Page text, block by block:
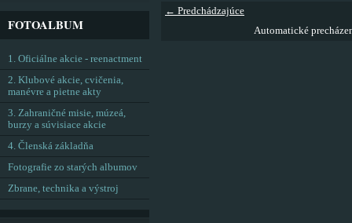
← Predchádzajúce
Automatické
FOTOALBUM
1. Oficiálne akcie - reenactment
2. Klubové akcie, cvičenia,
manévre a pietne akty
3. Zahraničné misie, múzeá,
burzy a súvisiace akcie
4. Členská základňa
Fotografie zo starých albumov
Zbrane, technika a výstroj